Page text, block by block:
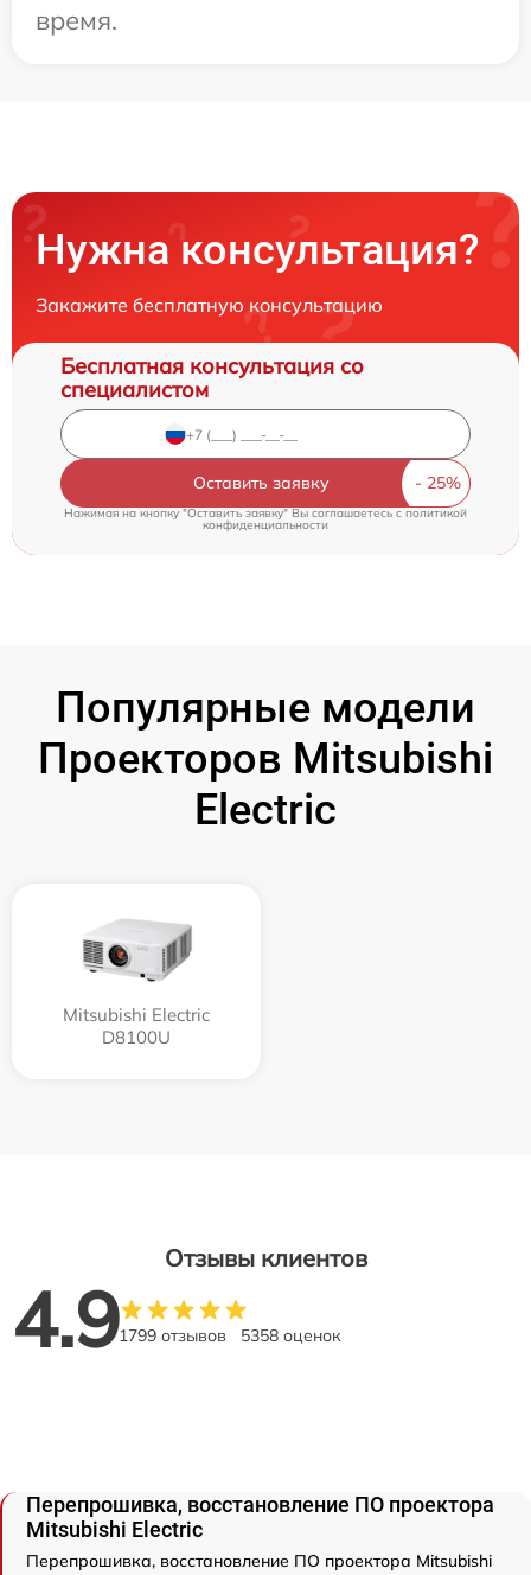
время.
Нужна консультация?
Закажите бесплатную консультацию
Бесплатная консультация со
специалистом
Оставить заявку
Нажимая на кнопку "Оставить заявку" Вы соглашаетесь c политикой
конфиденциальности
Популярные модели
Проекторов Mitsubishi
Electric
Mitsubishi Electric
D8100U
Отзывы клиентов
4.91799 отзывов 5358 оценок
Перепрошивка, восстановление ПО проектора
Mitsubishi Electric
Перепрошивка, восстановление ПО проектора Mitsubishi